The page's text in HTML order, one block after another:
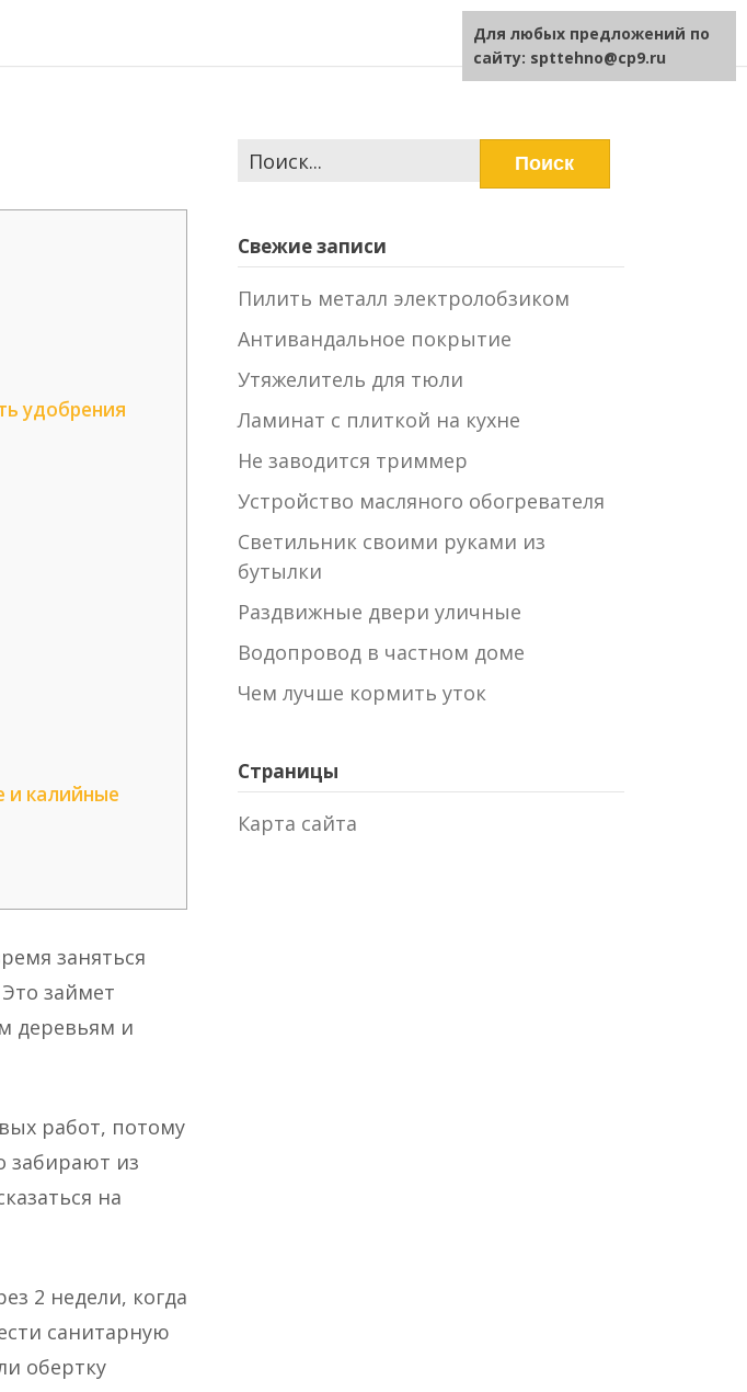
удобрения
и калийные
заняться
займет
деревьям и
работ, потому
забирают из
на
2 недели, когда
санитарную
обертку
Найти:
Свежие записи
Пилить металл электролобзиком
Антивандальное покрытие
Утяжелитель для тюли
Ламинат с плиткой на кухне
Не заводится триммер
Устройство масляного обогревателя
Светильник своими руками из
бутылки
Раздвижные двери уличные
Водопровод в частном доме
Чем лучше кормить уток
Страницы
Карта сайта
Для любых предложений по
сайту: spttehno@cp9.ru